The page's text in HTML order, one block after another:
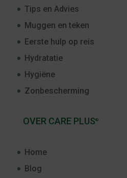
Tips en Advies
Muggen en teken
Eerste hulp op reis
Hydratatie
Hygiëne
Zonbescherming
OVER CARE PLUS®
Home
Blog